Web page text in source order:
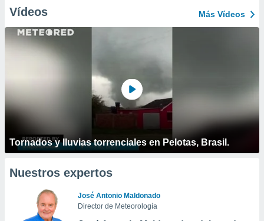
Vídeos Más Vídeos
Tornados y lluvias torrenciales en Pelotas, Brasil.
Nuestros expertos
José Antonio Maldonado
Director de Meteorología